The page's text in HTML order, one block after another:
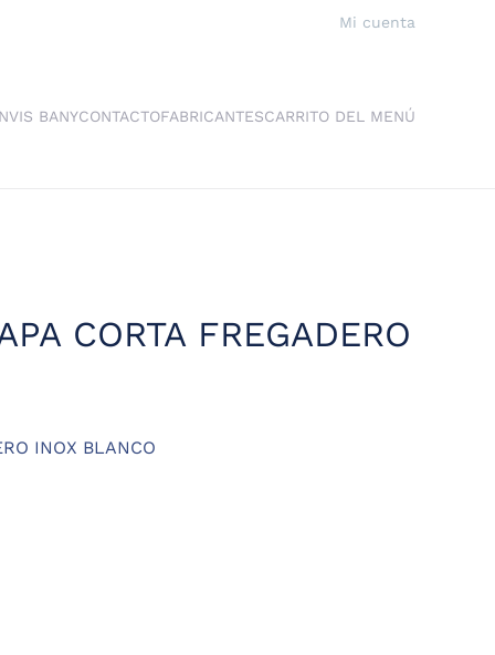
Mi cuenta
BANYCONTACTOFABRICANTESCARRITO DEL MENÚ
CORTA FREGADERO
INOX BLANCO